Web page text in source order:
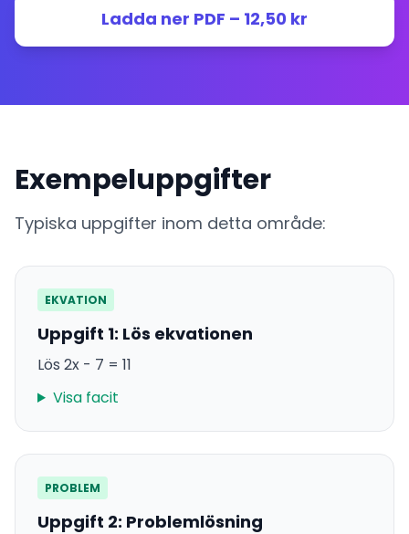
Ladda ner PDF – 12,50 kr
Exempeluppgifter
Typiska uppgifter inom detta område:
EKVATION
Uppgift 1: Lös ekvationen
Lös 2x - 7 = 11
Visa facit
PROBLEM
Uppgift 2: Problemlösning